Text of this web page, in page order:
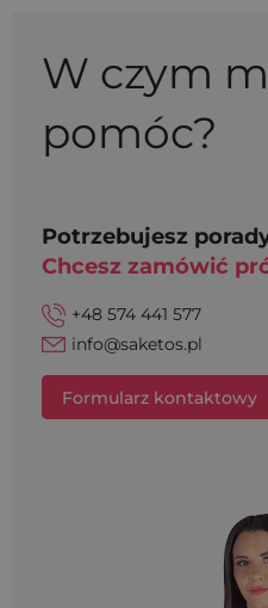
W czym
pomóc?
Potrzebujesz
Chcesz zamówić
+48 574 441 577
info@saketos.pl
Formularz kontaktowy